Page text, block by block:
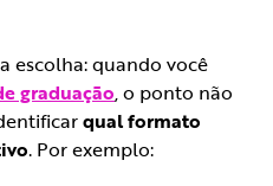
escolha: quando você
graduação, o ponto não
qual formato
. Por exemplo: